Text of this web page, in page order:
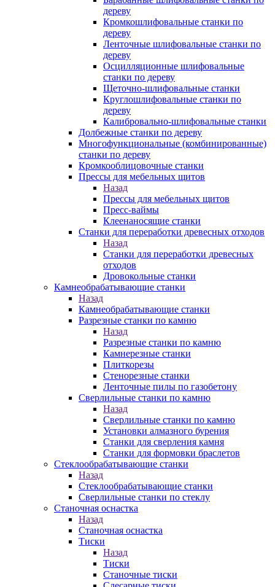
дереву
Кромкошлифовальные станки по
дереву
Ленточные шлифовальные станки по
дереву
Осцилляционные шлифовальные
станки по дереву
Щеточно-шлифовальные станки
Круглошлифовальные станки по
дереву
Калибровально-шлифовальные станки
Долбежные станки по дереву
Многофункциональные (комбинированные)
станки по дереву
Кромкооблицовочные станки
Прессы для мебельных щитов
Назад
Прессы для мебельных щитов
Пресс-ваймы
Клеенаносящие станки
Станки для переработки древесных отходов
Назад
Станки для переработки древесных
отходов
Дровокольные станки
Камнеобрабатывающие станки
Назад
Камнеобрабатывающие станки
Разрезные станки по камню
Назад
Разрезные станки по камню
Камнерезные станки
Плиткорезы
Стенорезные станки
Ленточные пилы по газобетону
Сверлильные станки по камню
Назад
Сверлильные станки по камню
Установки алмазного бурения
Станки для сверления камня
Станки для формовки браслетов
Стеклообрабатывающие станки
Назад
Стеклообрабатывающие станки
Сверлильные станки по стеклу
Станочная оснастка
Назад
Станочная оснастка
Тиски
Назад
Тиски
Станочные тиски